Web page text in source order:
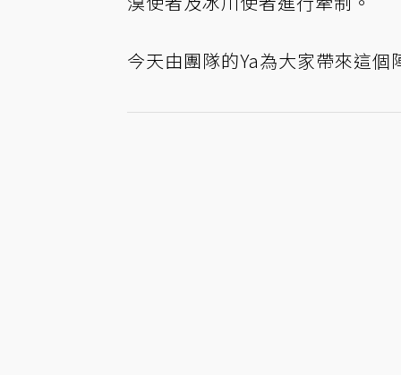
今天由團隊的Ya為大家帶來這